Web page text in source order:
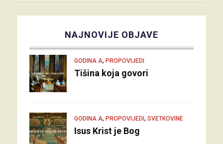
NAJNOVIJE OBJAVE
GODINA A, PROPOVIJEDI
Tišina koja govori
GODINA A, PROPOVIJEDI, SVETKOVINE
Isus Krist je Bog